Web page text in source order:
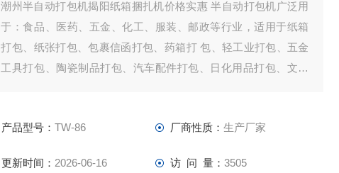
潮州半自动打包机揭阳纸箱捆扎机价格实惠 半自动打包机广泛用
于：食品、医药、五金、化工、服装、邮政等行业，适用于纸箱
打包、纸张打包、包裹信函打包、药箱打 包、轻工业打包、五金
工具打包、陶瓷制品打包、汽车配件打包、日化用品打包、文体
产品型号：TW-86 厂商性质： 生产厂家
更新时间： 2026-06-16 访 问 量： 3505